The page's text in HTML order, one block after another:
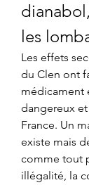
les
Les effets
du Clen ont
médicament
dangereux
France. Un
existe mais
comme tout
illégalité, la